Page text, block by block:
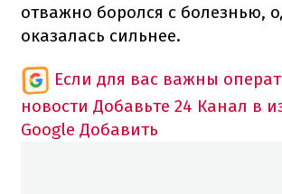
отважно боролся с болезнью,
оказалась сильнее.
Если для вас важны
новости Добавьте 24 Канал в
Google Добавить